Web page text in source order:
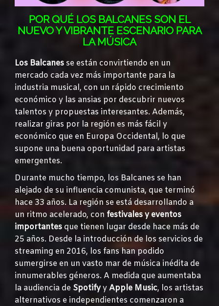
POR QUÉ LOS BALCANES SON EL
NUEVO Y VIBRANTE ESCENARIO PARA
LA MÚSICA
Los Balcanes se están convirtiendo en un
mercado cada vez más importante para la
industria musical, con un rápido crecimiento
económico y las ansias por descubrir nuevos
talentos y propuestas interesantes. Además,
realizar giras por la región es más fácil y
económico que en Europa Occidental, lo que
supone una buena oportunidad para artistas
emergentes.
Durante mucho tiempo, los Balcanes se han
alejado de su influencia comunista, que terminó
hace 33 años. La región se está desarrollando a
un ritmo acelerado, con festivales y eventos
importantes que tienen lugar desde hace más de
25 años. Desde la introducción de los servicios de
streaming en 2016, los fans han podido
sumergirse en un vasto mar de música inédita de
innumerables géneros. A medida que aumentaba
la audiencia de SpotifyyApple Music, los artistas
alternativos e independientes comenzaron a